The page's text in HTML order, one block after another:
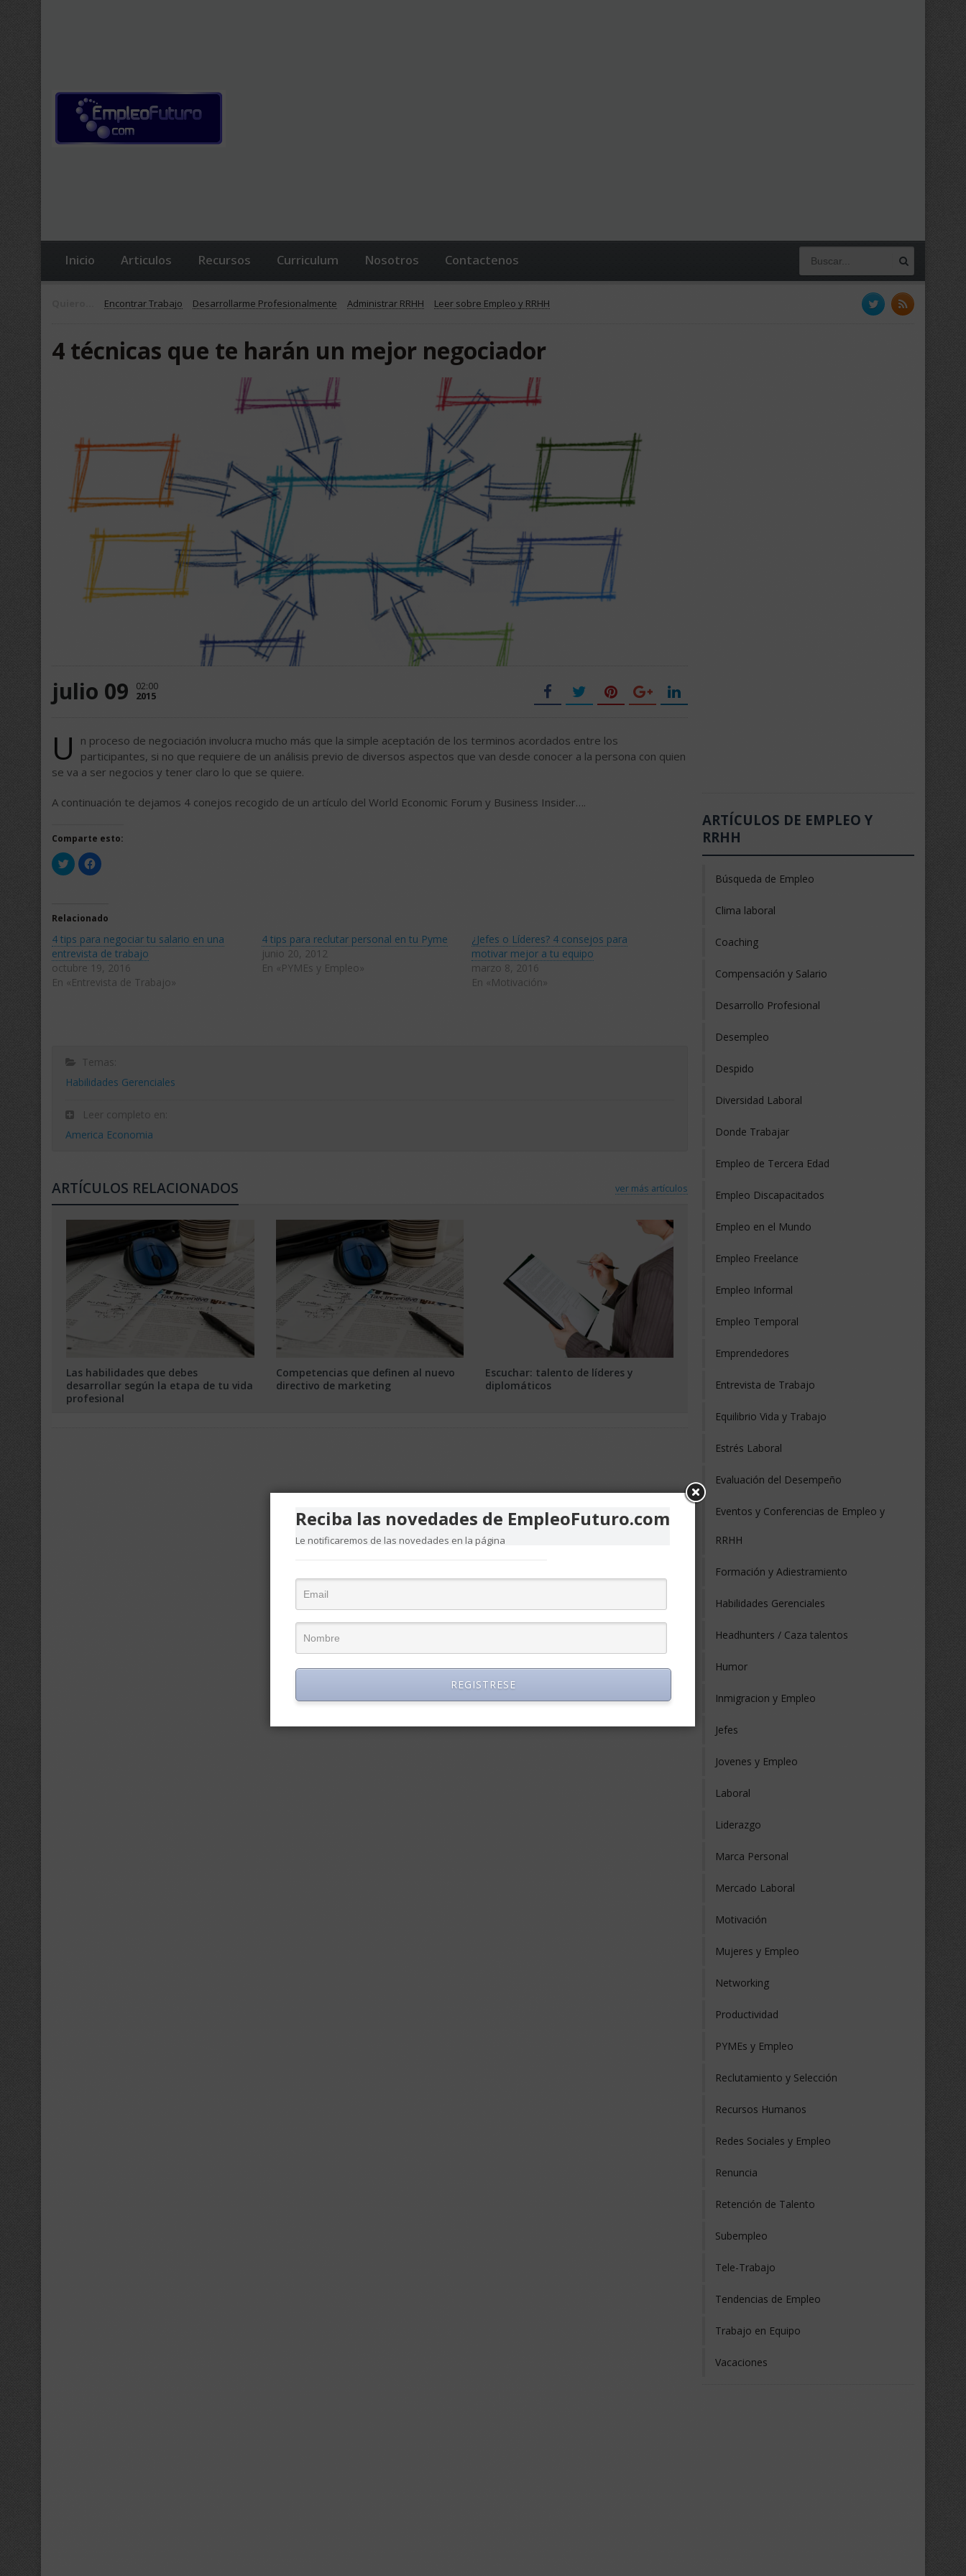
Inicio Articulos Recursos Curriculum Nosotros Contactenos
Encontrar Trabajo Desarrollarme Profesionalmente Administrar RRHH Leer sobre Empleo y RRHH
4 técnicas que te harán un mejor negociador
julio 09 02:00
2015
U
n proceso de negociación involucra mucho más que la simple aceptación de los terminos acordados entre los
participantes, si no que requiere de un análisis previo de diversos aspectos que van desde conocer a la persona con quien
se va a ser negocios y tener claro lo que se quiere.
A continuación te dejamos 4 conejos recogido de un artículo del World Economic Forum y Business Insider….
Comparte esto:
Haz
clic
para
(Se
abre
una
ventana
nueva)
Haz
clic
(Se
abre
una
ventana
nueva)
Relacionado
4 tips para negociar tu salario en una
entrevista de trabajo
octubre 19, 2016
En «Entrevista de Trabajo»
4 tips para reclutar personal en tu Pyme
junio 20, 2012
En «PYMEs y Empleo»
¿Jefes o Líderes? 4 consejos para
motivar mejor a tu equipo
marzo 8, 2016
En «Motivación»
Temas:
Habilidades Gerenciales
Leer completo en:
America Economia
ver más artículos
ARTÍCULOS RELACIONADOS
Las habilidades que debes
desarrollar según la etapa de tu vida
profesional
Competencias que definen al nuevo
directivo de marketing
Escuchar: talento de líderes y
diplomáticos
ARTÍCULOS DE EMPLEO Y
RRHH
Búsqueda de Empleo
Clima laboral
Coaching
Compensación y Salario
Desarrollo Profesional
Desempleo
Despido
Diversidad Laboral
Donde Trabajar
Empleo de Tercera Edad
Empleo Discapacitados
Empleo en el Mundo
Empleo Freelance
Empleo Informal
Empleo Temporal
Emprendedores
Entrevista de Trabajo
Equilibrio Vida y Trabajo
Estrés Laboral
Evaluación del Desempeño
Eventos y Conferencias de Empleo y
RRHH
Formación y Adiestramiento
Habilidades Gerenciales
Headhunters / Caza talentos
Humor
Inmigracion y Empleo
Jefes
Jovenes y Empleo
Laboral
Liderazgo
Marca Personal
Mercado Laboral
Motivación
Mujeres y Empleo
Networking
Productividad
PYMEs y Empleo
Reclutamiento y Selección
Recursos Humanos
Redes Sociales y Empleo
Renuncia
Retención de Talento
Subempleo
Tele-Trabajo
Tendencias de Empleo
Trabajo en Equipo
Vacaciones
Reciba las novedades de EmpleoFuturo.com
Le notificaremos de las novedades en la página
REGISTRESE